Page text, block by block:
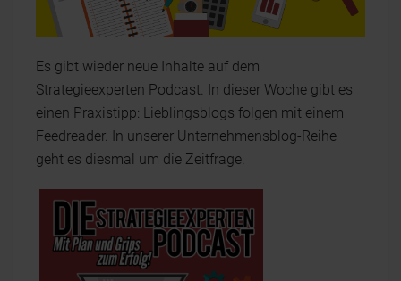
Es gibt wieder neue Inhalte auf dem
Strategieexperten Podcast. In dieser Woche gibt es
einen Praxistipp: Lieblingsblogs folgen mit einem
Feedreader. In unserer Unternehmensblog-Reihe
geht es diesmal um die Zeitfrage.